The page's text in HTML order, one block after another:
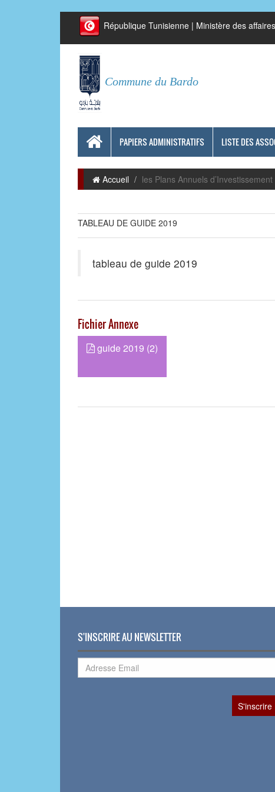
République Tunisienne | Ministère des
Commune du Bardo
PAPIERS ADMINISTRATIFS LISTE DES
Accueil les Plans Annuels d’Investissement
TABLEAU DE GUIDE 2019
tableau de guide 2019
Fichier Annexe
guide 2019 (2)
S'INSCRIRE AU NEWSLETTER